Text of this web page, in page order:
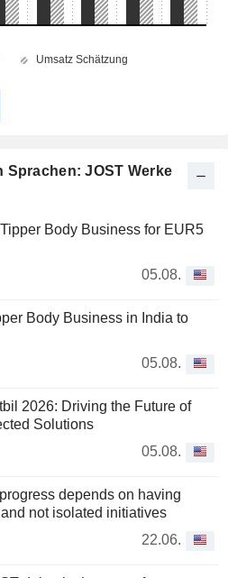
Sprachen: JOST Werke
Body Business for EUR5
05.08.
Body Business in India to
05.08.
2026: Driving the Future of
Solutions
05.08.
depends on having
not isolated initiatives
22.06.